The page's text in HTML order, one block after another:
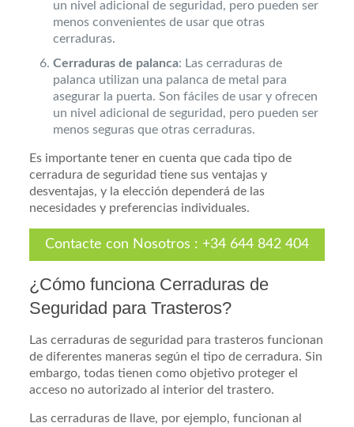
un nivel adicional de seguridad, pero pueden ser
menos convenientes de usar que otras
cerraduras.
Cerraduras de palanca: Las cerraduras de
palanca utilizan una palanca de metal para
asegurar la puerta. Son fáciles de usar y ofrecen
un nivel adicional de seguridad, pero pueden ser
menos seguras que otras cerraduras.
Es importante tener en cuenta que cada tipo de
cerradura de seguridad tiene sus ventajas y
desventajas, y la elección dependerá de las
necesidades y preferencias individuales.
Contacte con Nosotros : +34 644 842 404
¿Cómo funciona Cerraduras de
Seguridad para Trasteros?
Las cerraduras de seguridad para trasteros funcionan
de diferentes maneras según el tipo de cerradura. Sin
embargo, todas tienen como objetivo proteger el
acceso no autorizado al interior del trastero.
Las cerraduras de llave, por ejemplo, funcionan al